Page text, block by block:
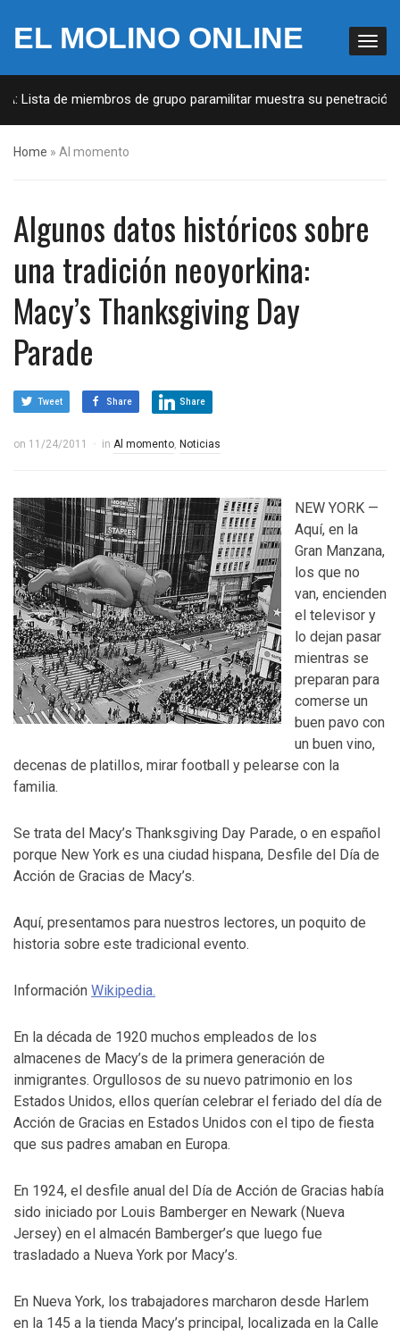
EL MOLINO ONLINE
de miembros de grupo paramilitar muestra su penetración en
Home » Al momento
Algunos datos históricos sobre
una tradición neoyorkina:
Macy’s Thanksgiving Day
Parade
Tweet Share Share
on 11/24/2011 in Al momento, Noticias
NEW YORK —
Aquí, en la
Gran Manzana,
los que no
van, encienden
el televisor y
lo dejan pasar
mientras se
preparan para
comerse un
buen pavo con
un buen vino,
decenas de platillos, mirar football y pelearse con la
familia.
Se trata del Macy’s Thanksgiving Day Parade, o en español
porque New York es una ciudad hispana, Desfile del Día de
Acción de Gracias de Macy’s.
Aquí, presentamos para nuestros lectores, un poquito de
historia sobre este tradicional evento.
Información Wikipedia.
En la década de 1920 muchos empleados de los
almacenes de Macy’s de la primera generación de
inmigrantes. Orgullosos de su nuevo patrimonio en los
Estados Unidos, ellos querían celebrar el feriado del día de
Acción de Gracias en Estados Unidos con el tipo de fiesta
que sus padres amaban en Europa.
En 1924, el desfile anual del Día de Acción de Gracias había
sido iniciado por Louis Bamberger en Newark (Nueva
Jersey) en el almacén Bamberger’s que luego fue
trasladado a Nueva York por Macy’s.
En Nueva York, los trabajadores marcharon desde Harlem
en la 145 a la tienda Macy’s principal, localizada en la Calle